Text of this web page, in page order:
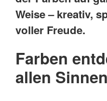
Weise – kreativ,
voller Freude.
Farben
allen Sinnen